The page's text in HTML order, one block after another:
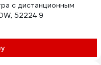
с дистанционным
52224 9